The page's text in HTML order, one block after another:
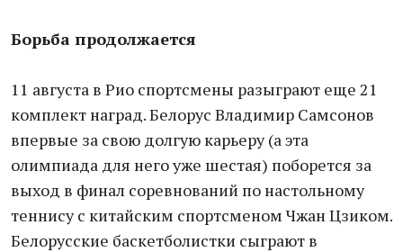
Борьба продолжается
11 августа в Рио спортсмены разыграют еще 21
комплект наград. Белорус Владимир Самсонов
впервые за свою долгую карьеру (а эта
олимпиада для него уже шестая) поборется за
выход в финал соревнований по настольному
теннису с китайским спортсменом Чжан Цзиком.
Белорусские баскетболистки сыграют в